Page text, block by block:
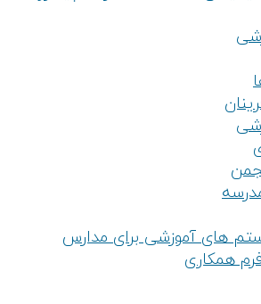
های آموزشی برای مدارس
همکاری